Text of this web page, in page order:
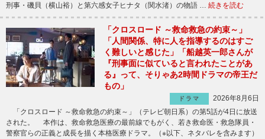
刑事・磯貝（横山裕）と第六感女子ヒナタ（関水渚）の物語 … 続きを読む
「クロスロード ～救命救急の約束～」
「人間関係、特に人を指導するのはすご
く難しいと感じた」「船越英一郎さんが
『刑事面に似ていると言われたことがあ
る』って、そりゃあ2時間ドラマの帝王だ
もの」
ドラマ
2026年8月6日
「クロスロード ～救命救急の約束～」（テレビ朝日系）の第5話が4日に放送
された。 本作は、救命救急医療の最前線でもがく、若き救命医・救急隊員・
警察官らの正義と成長を描く本格医療ドラマ。（※以下、ネタバレを含みます）